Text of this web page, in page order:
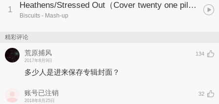
1 Heathens/Stressed Out（Cover twenty one pilots）
Biscuits - Mash-up
精彩评论
荒原捕风
2017年8月9日
134
多少人是进来保存专辑封面？
账号已注销
2018年8月25日
32